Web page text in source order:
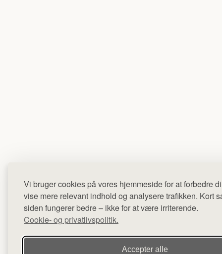
Vi bruger cookies på vores hjemmeside for at forbedre
vise mere relevant indhold og analysere trafikken. Kort
siden fungerer bedre – ikke for at være irriterende.
Cookie- og privatlivspolitik.
Accepter alle